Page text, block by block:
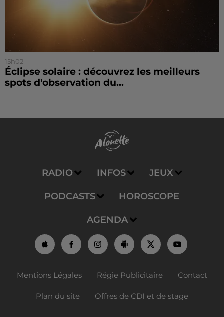
15h02
Éclipse solaire : découvrez les meilleurs
spots d'observation du...
RADIO INFOS JEUX
PODCASTS HOROSCOPE
AGENDA
Mentions Légales Régie Publicitaire Contact
Plan du site Offres de CDI et de stage